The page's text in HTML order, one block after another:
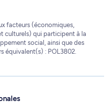
facteurs (économiques,
culturels) qui participent à la
social, ainsi que des
équivalent(s) : POL3802.